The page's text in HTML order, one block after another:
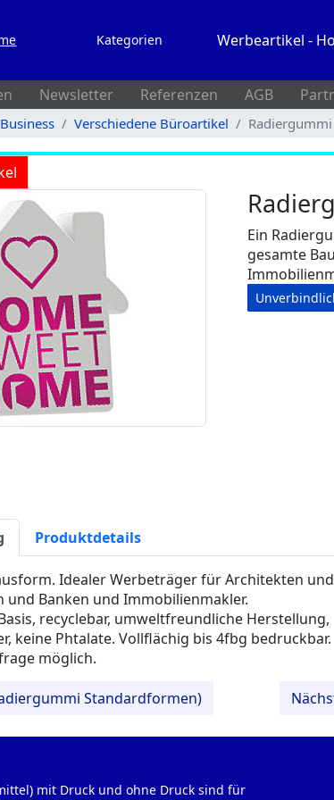
Kategorien Werbeartikel -
Newsletter Referenzen AGB
Verschiedene Büroartikel
Ein
gesamte
Produktdetails
Idealer Werbeträger für Architekten
und Banken und Immobilienmakler.
recyclebar, umweltfreundliche Herstellung,
keine Phtalate. Vollflächig bis 4fbg bedruckbar.
möglich.
Standardformen)
mit Druck und ohne Druck sind für